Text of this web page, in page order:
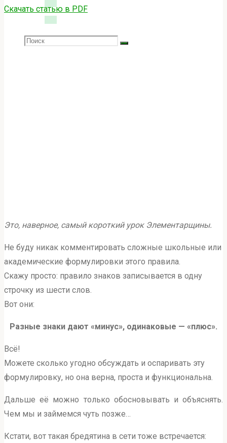
SEARCH
Search
Search
Скачать статью в PDF
Это, наверное, самый короткий урок Элементарщины.
Не буду никак комментировать сложные школьные или
академические формулировки этого правила.
Скажу просто: правило знаков записывается в одну
строчку из шести слов.
Вот они:
Разные знаки дают «минус», одинаковые — «плюс».
Всё!
Можете сколько угодно обсуждать и оспаривать эту
формулировку, но она верна, проста и функциональна.
Дальше её можно только обосновывать и объяснять.
Чем мы и займемся чуть позже…
Кстати, вот такая бредятина в сети тоже встречается: